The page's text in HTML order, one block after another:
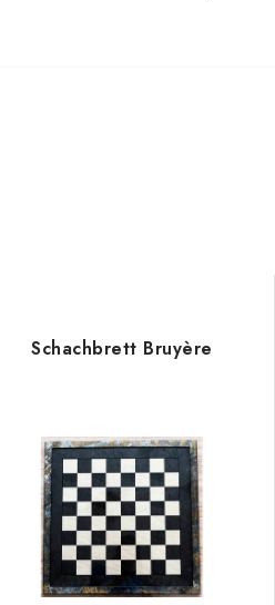
Schachbrett Bruyère